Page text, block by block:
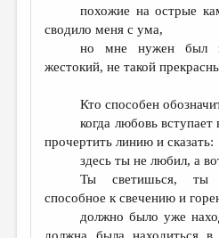
похожие на острые
сводило меня с ума,
но мне нужен был
жестокий, не такой
Кто способен
когда любовь
прочертить линию и сказать:
здесь ты не любил, а
Ты светишься, ты
способное к свечению и
должно было уже